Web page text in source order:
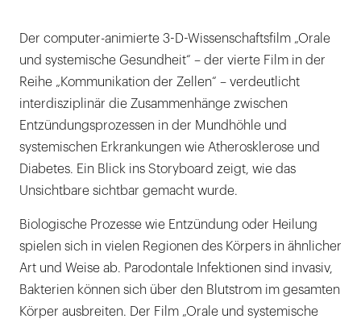
den Glukose-Stoffwechsel – Diabetes Typ 2
Kapitel 4 – Zahnärztliche Behandlung
Ausblick
Info
Der computer-animierte 3-D-Wissenschaftsfilm „Orale
und systemische Gesundheit“ – der vierte Film in der
Reihe „Kommunikation der Zellen“ – verdeutlicht
interdisziplinär die Zusammenhänge zwischen
Entzündungsprozessen in der Mundhöhle und
systemischen Erkrankungen wie Atherosklerose und
Diabetes. Ein Blick ins Storyboard zeigt, wie das
Unsichtbare sichtbar gemacht wurde.
Biologische Prozesse wie Entzündung oder Heilung
spielen sich in vielen Regionen des Körpers in ähnlicher
Art und Weise ab. Parodontale Infektionen sind invasiv,
Bakterien können sich über den Blutstrom im gesamten
Körper ausbreiten. Der Film „Orale und systemische